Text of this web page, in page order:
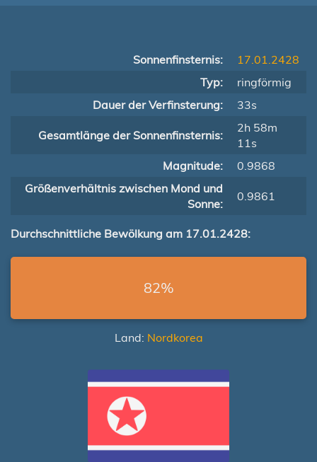
Sonnenfinsternis:
17.01.2428
Typ:
ringförmig
Dauer der Verfinsterung:
33s
Gesamtlänge der Sonnenfinsternis:
2h 58m
11s
Magnitude:
0.9868
Größenverhältnis zwischen Mond und
Sonne:
0.9861
Durchschnittliche Bewölkung am 17.01.2428:
82%
Land: Nordkorea